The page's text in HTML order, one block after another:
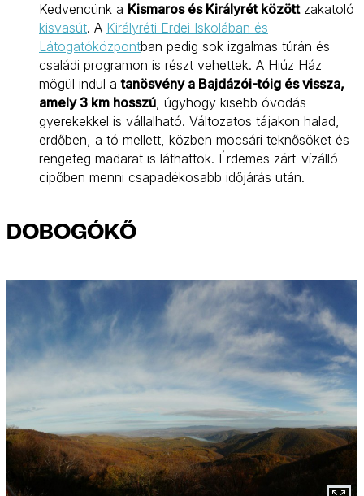
Kedvencünk a Kismaros és Királyrét közöttzakatoló
kisvasút. A Királyréti Erdei Iskolában és
Látogatóközpontban pedig sok izgalmas túrán és
családi programon is részt vehettek. A Hiúz Ház
mögül indul atanösvény a Bajdázói-tóig és vissza,
amely 3 km hosszú, úgyhogy kisebb óvodás
gyerekekkel is vállalható. Változatos tájakon halad,
erdőben, a tó mellett, közben mocsári teknősöket és
rengeteg madarat is láthattok. Érdemes zárt-vízálló
cipőben menni csapadékosabb időjárás után.
DOBOGÓKŐ